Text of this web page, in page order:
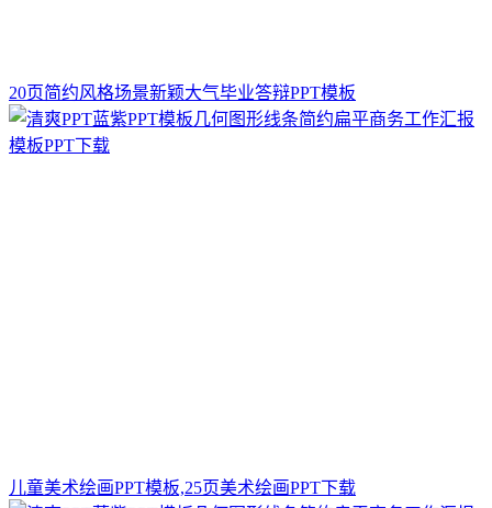
20页简约风格场景新颖大气毕业答辩PPT模板
儿童美术绘画PPT模板,25页美术绘画PPT下载